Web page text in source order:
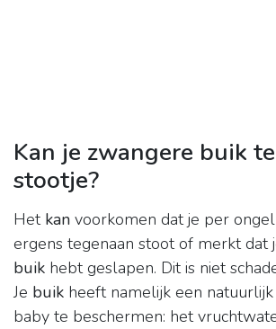
Kan je zwangere buik
stootje?
Het kan voorkomen dat je per
ergens tegenaan stoot of merkt dat
buik hebt geslapen. Dit is niet
Je buik heeft namelijk een
baby te beschermen: het